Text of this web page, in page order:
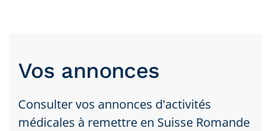
Vos annonces
Consulter vos annonces d'activités
médicales à remettre en Suisse Romande